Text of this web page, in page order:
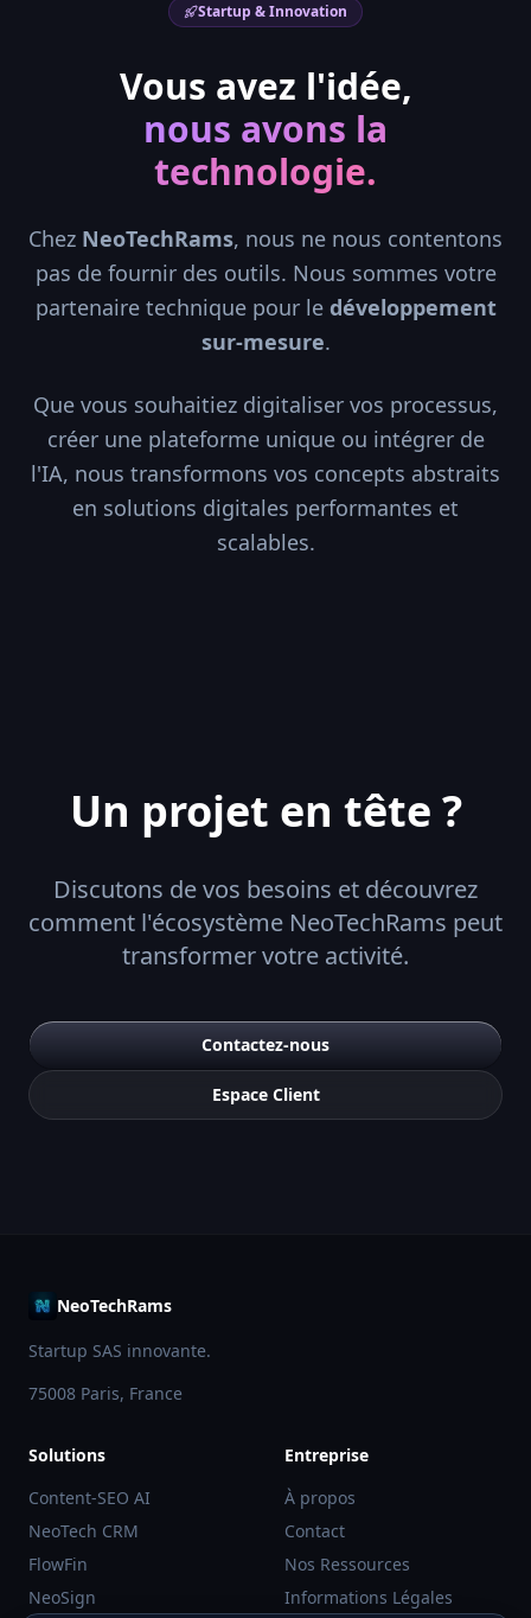
Startup & Innovation
Vous avez l'idée,
nous avons la
technologie.
Chez NeoTechRams, nous ne nous contentons
pas de fournir des outils. Nous sommes votre
partenaire technique pour le développement
sur-mesure.
Que vous souhaitiez digitaliser vos processus,
créer une plateforme unique ou intégrer de
l'IA, nous transformons vos concepts abstraits
en solutions digitales performantes et
scalables.
Un projet en tête ?
Discutons de vos besoins et découvrez
comment l'écosystème NeoTechRams peut
transformer votre activité.
Contactez-nous
Espace Client
NeoTechRams
Startup SAS innovante.
75008 Paris, France
Solutions
Content-SEO AI
NeoTech CRM
FlowFin
NeoSign
Entreprise
À propos
Contact
Nos Ressources
Informations Légales